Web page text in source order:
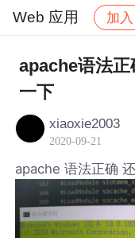
Web 应用 加入
Web 应用
apache语法正
一下
xiaoxie2003
2020-09-21
apache 语法正确